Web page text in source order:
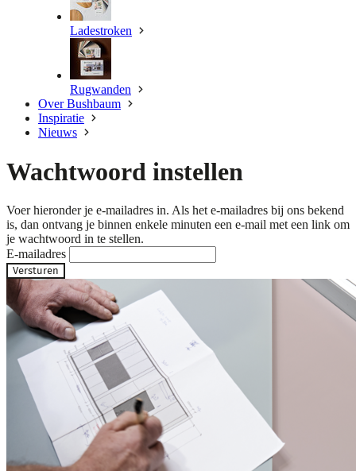
Ladestroken
Rugwanden
Over Bushbaum
Inspiratie
Nieuws
Wachtwoord instellen
Voer hieronder je e-mailadres in. Als het e-mailadres bij ons bekend
is, dan ontvang je binnen enkele minuten een e-mail met een link om
je wachtwoord in te stellen.
E-mailadres
Versturen